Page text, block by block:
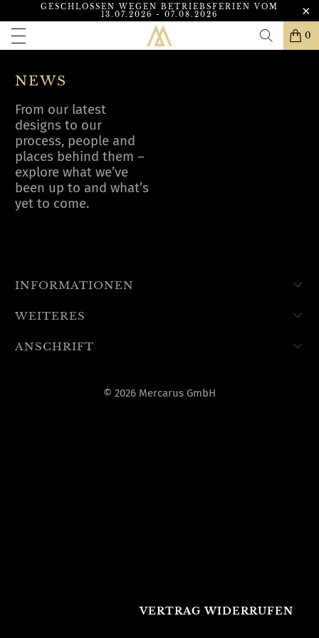
GESCHLOSSEN WEGEN BETRIEBSFERIEN VOM
13.07.2026 - 07.08.2026
0
NEWS
From our latest
designs to our
process, people and
places behind them –
explore what we’ve
been up to and what’s
yet to come.
INFORMATIONEN
WEITERES
ANSCHRIFT
© 2026 Mercarus GmbH
VERTRAG WIDERRUFEN